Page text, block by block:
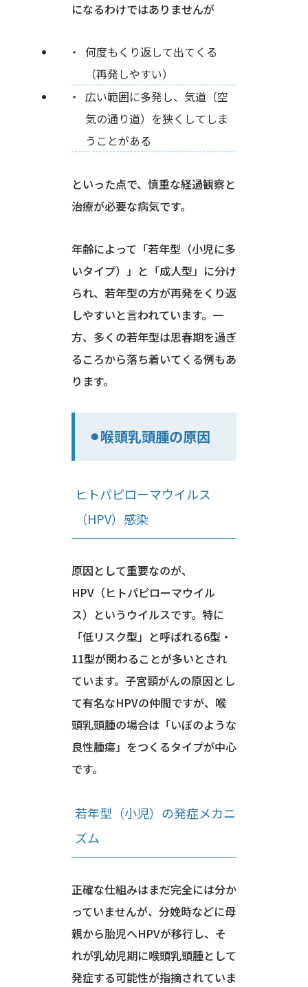
になるわけではありませんが
何度もくり返して出てくる
（再発しやすい）
広い範囲に多発し、気道（空
気の通り道）を狭くしてしま
うことがある
といった点で、慎重な経過観察と
治療が必要な病気です。
年齢によって「若年型（小児に多
いタイプ）」と「成人型」に分け
られ、若年型の方が再発をくり返
しやすいと言われています。一
方、多くの若年型は思春期を過ぎ
るころから落ち着いてくる例もあ
ります。
⚫︎喉頭乳頭腫の原因
ヒトパピローマウイルス
（HPV）感染
原因として重要なのが、
HPV（ヒトパピローマウイル
ス）というウイルスです。特に
「低リスク型」と呼ばれる6型・
11型が関わることが多いとされ
ています。子宮頸がんの原因とし
て有名なHPVの仲間ですが、喉
頭乳頭腫の場合は「いぼのような
良性腫瘍」をつくるタイプが中心
です。
若年型（小児）の発症メカニ
ズム
正確な仕組みはまだ完全には分か
っていませんが、分娩時などに母
親から胎児へHPVが移行し、そ
れが乳幼児期に喉頭乳頭腫として
発症する可能性が指摘されていま